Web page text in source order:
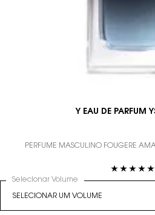
Y EAU DE PARFUM
PERFUME MASCULINO FOUGÉRE
Selecionar Volume